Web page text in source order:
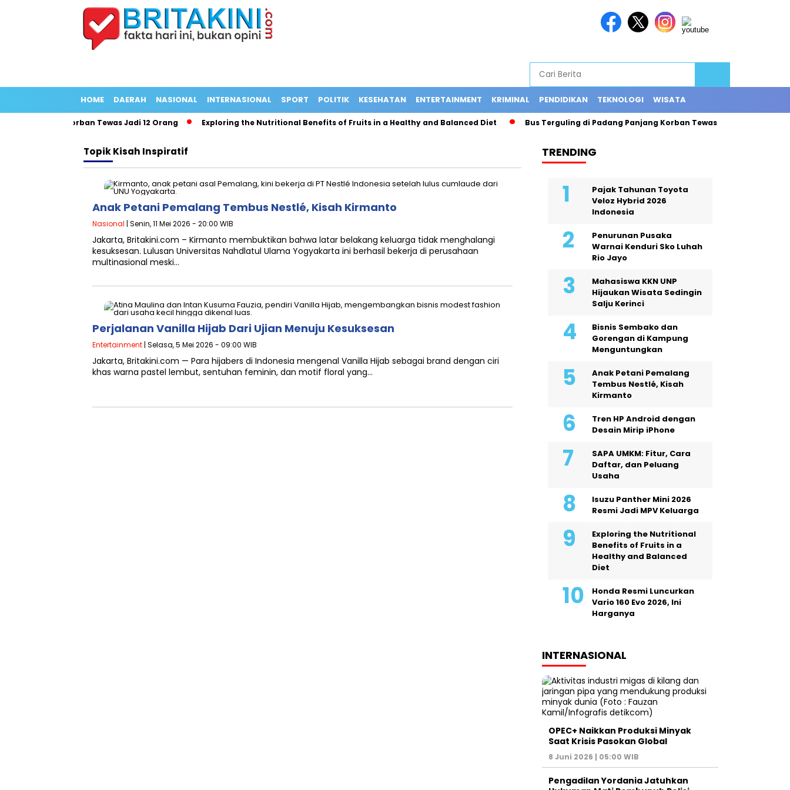
HOME DAERAH NASIONAL INTERNASIONAL SPORT POLITIK KESEHATAN ENTERTAINMENT KRIMINAL PENDIDIKAN TEKNOLOGI WISATA
Panjang Korban Tewas Jadi 12 Orang Exploring the Nutritional Benefits of Fruits in a Healthy and Balanced Diet Bus Terguling di Padang Panjang Korban Tewas Jadi 12 Orang
TopikKisah Inspiratif
Anak Petani Pemalang Tembus Nestlé, Kisah Kirmanto
Nasional | Senin, 11 Mei 2026 - 20:00 WIB
Jakarta, Britakini.com – Kirmanto membuktikan bahwa latar belakang keluarga tidak menghalangi
kesuksesan. Lulusan Universitas Nahdlatul Ulama Yogyakarta ini berhasil bekerja di perusahaan
multinasional meski…
Perjalanan Vanilla Hijab Dari Ujian Menuju Kesuksesan
Entertainment | Selasa, 5 Mei 2026 - 09:00 WIB
Jakarta, Britakini.com — Para hijabers di Indonesia mengenal Vanilla Hijab sebagai brand dengan ciri
khas warna pastel lembut, sentuhan feminin, dan motif floral yang…
TRENDING
Pajak Tahunan Toyota
Veloz Hybrid 2026
Indonesia
Penurunan Pusaka
Warnai Kenduri Sko Luhah
Rio Jayo
Mahasiswa KKN UNP
Hijaukan Wisata Sedingin
Salju Kerinci
Bisnis Sembako dan
Gorengan di Kampung
Menguntungkan
Anak Petani Pemalang
Tembus Nestlé, Kisah
Kirmanto
Tren HP Android dengan
Desain Mirip iPhone
SAPA UMKM: Fitur, Cara
Daftar, dan Peluang
Usaha
Isuzu Panther Mini 2026
Resmi Jadi MPV Keluarga
Exploring the Nutritional
Benefits of Fruits in a
Healthy and Balanced
Diet
Honda Resmi Luncurkan
Vario 160 Evo 2026, Ini
Harganya
INTERNASIONAL
OPEC+ Naikkan Produksi Minyak
Saat Krisis Pasokan Global
8 Juni 2026 | 05:00 WIB
Pengadilan Yordania Jatuhkan